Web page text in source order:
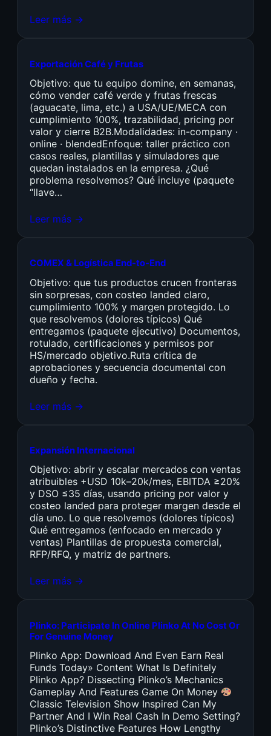
Leer más →
Exportación Café y Frutas
Objetivo: que tu equipo domine, en semanas,
cómo vender café verde y frutas frescas
(aguacate, lima, etc.) a USA/UE/MECA con
cumplimiento 100%, trazabilidad, pricing por
valor y cierre B2B.Modalidades: in-company ·
online · blendedEnfoque: taller práctico con
casos reales, plantillas y simuladores que
quedan instalados en la empresa. ¿Qué
problema resolvemos? Qué incluye (paquete
“llave…
Leer más →
COMEX & Logística End-to-End
Objetivo: que tus productos crucen fronteras
sin sorpresas, con costeo landed claro,
cumplimiento 100% y margen protegido. Lo
que resolvemos (dolores típicos) Qué
entregamos (paquete ejecutivo) Documentos,
rotulado, certificaciones y permisos por
HS/mercado objetivo.Ruta crítica de
aprobaciones y secuencia documental con
dueño y fecha.
Leer más →
Expansión Internacional
Objetivo: abrir y escalar mercados con ventas
atribuibles +USD 10k–20k/mes, EBITDA ≥20%
y DSO ≤35 días, usando pricing por valor y
costeo landed para proteger margen desde el
día uno. Lo que resolvemos (dolores típicos)
Qué entregamos (enfocado en mercado y
ventas) Plantillas de propuesta comercial,
RFP/RFQ, y matriz de partners.
Leer más →
Plinko: Participate In Online Plinko At No Cost Or
For Genuine Money
Plinko App: Download And Even Earn Real
Funds Today» Content What Is Definitely
Plinko App? Dissecting Plinko’s Mechanics
Gameplay And Features Game On Money
Classic Television Show Inspired Can My
Partner And I Win Real Cash In Demo Setting?
Plinko’s Distinctive Features How Lengthy